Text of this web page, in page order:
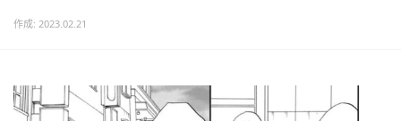
作成: 2023.02.21